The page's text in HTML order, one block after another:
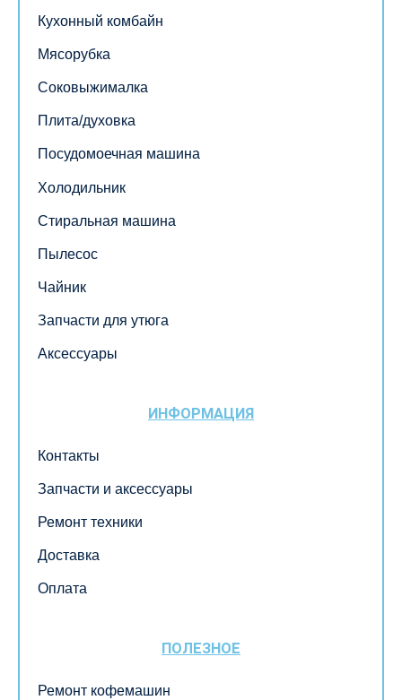
Кухонный комбайн
Мясорубка
Соковыжималка
Плита/духовка
Посудомоечная машина
Холодильник
Стиральная машина
Пылесос
Чайник
Запчасти для утюга
Аксессуары
ИНФОРМАЦИЯ
Контакты
Запчасти и аксессуары
Ремонт техники
Доставка
Оплата
ПОЛЕЗНОЕ
Ремонт кофемашин